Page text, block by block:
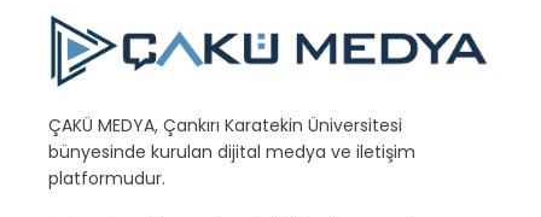
ÇAKÜ MEDYA, Çankırı Karatekin Üniversitesi
bünyesinde kurulan dijital medya ve iletişim
platformudur.